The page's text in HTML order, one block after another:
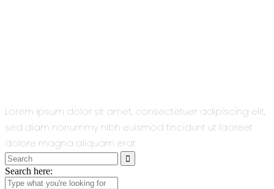
Lorem ipsum dolor sit amet, consectetuer adipiscing elit,
sed diam nonummy nibh euismod tincidunt ut laoreet
dolore magna aliquam erat
Search
for:
Search here: